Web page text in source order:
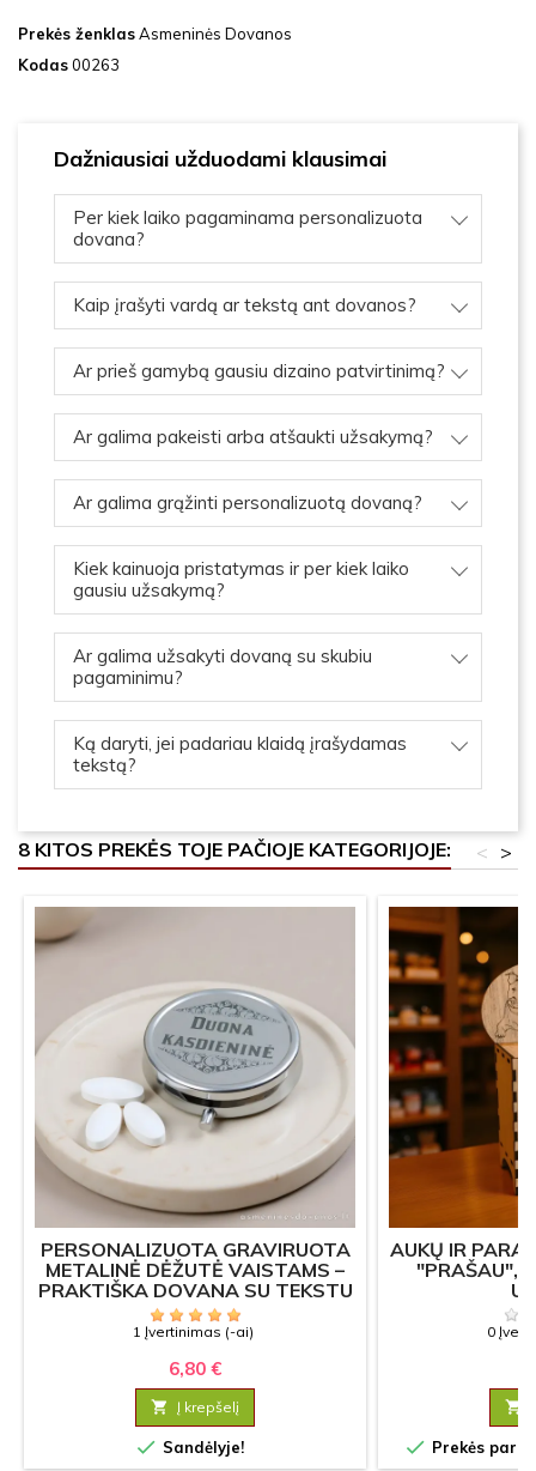
Prekės ženklasAsmeninės Dovanos
Kodas00263
Dažniausiai užduodami klausimai
Per kiek laiko pagaminama personalizuota
dovana?
Kaip įrašyti vardą ar tekstą ant dovanos?
Ar prieš gamybą gausiu dizaino patvirtinimą?
Ar galima pakeisti arba atšaukti užsakymą?
Ar galima grąžinti personalizuotą dovaną?
Kiek kainuoja pristatymas ir per kiek laiko
gausiu užsakymą?
Ar galima užsakyti dovaną su skubiu
pagaminimu?
Ką daryti, jei padariau klaidą įrašydamas
tekstą?
8 KITOS PREKĖS TOJE PAČIOJE KATEGORIJOJE: >
<
PERSONALIZUOTA GRAVIRUOTA
METALINĖ DĖŽUTĖ VAISTAMS –
PRAKTIŠKA DOVANA SU TEKSTU
1 Įvertinimas (-ai)
6,80 €
 Į krepšelį
 Sandėlyje!
AUKŲ IR
"PRAŠAU",
0

 Prekės